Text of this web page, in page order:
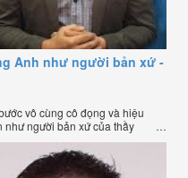
Anh như người bản xứ -
vô cùng cô đọng và hiệu
người bản xứ của thầy
- Chương trình dạy tiếng